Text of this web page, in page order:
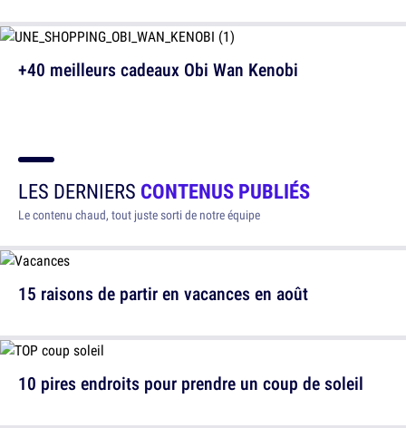
+40 meilleurs cadeaux Obi Wan Kenobi
LES DERNIERS CONTENUS PUBLIÉS
Le contenu chaud, tout juste sorti de notre équipe
15 raisons de partir en vacances en août
10 pires endroits pour prendre un coup de soleil